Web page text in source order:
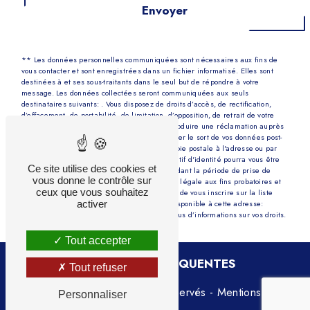
Envoyer
** Les données personnelles communiquées sont nécessaires aux fins de
vous contacter et sont enregistrées dans un fichier informatisé. Elles sont
destinées à et ses sous-traitants dans le seul but de répondre à votre
message. Les données collectées seront communiquées aux seuls
destinataires suivants: . Vous disposez de droits d’accès, de rectification,
d’effacement, de portabilité, de limitation, d’opposition, de retrait de votre
consentement à tout moment et du droit d’introduire une réclamation auprès
d’une autorité de contrôle, ainsi que d’organiser le sort de vos données post-
mortem. Vous pouvez exercer ces droits par voie postale à l'adresse ou par
courrier électronique à l'adresse . Un justificatif d'identité pourra vous être
demandé. Nous conservons vos données pendant la période de prise de
contact puis pendant la durée de prescription légale aux fins probatoires et
de gestion des contentieux. Vous avez le droit de vous inscrire sur la liste
d'opposition au démarchage téléphonique, disponible à cette adresse:
. Consultez le site cnil.fr pour plus d’informations sur vos droits.
RECHERCHES FRÉQUENTES
Vistalid- 2026 - Tous droits réservés - Mentions
Ce site utilise des cookies et
vous donne le contrôle sur
ceux que vous souhaitez
activer
Tout accepter
Tout refuser
Personnaliser